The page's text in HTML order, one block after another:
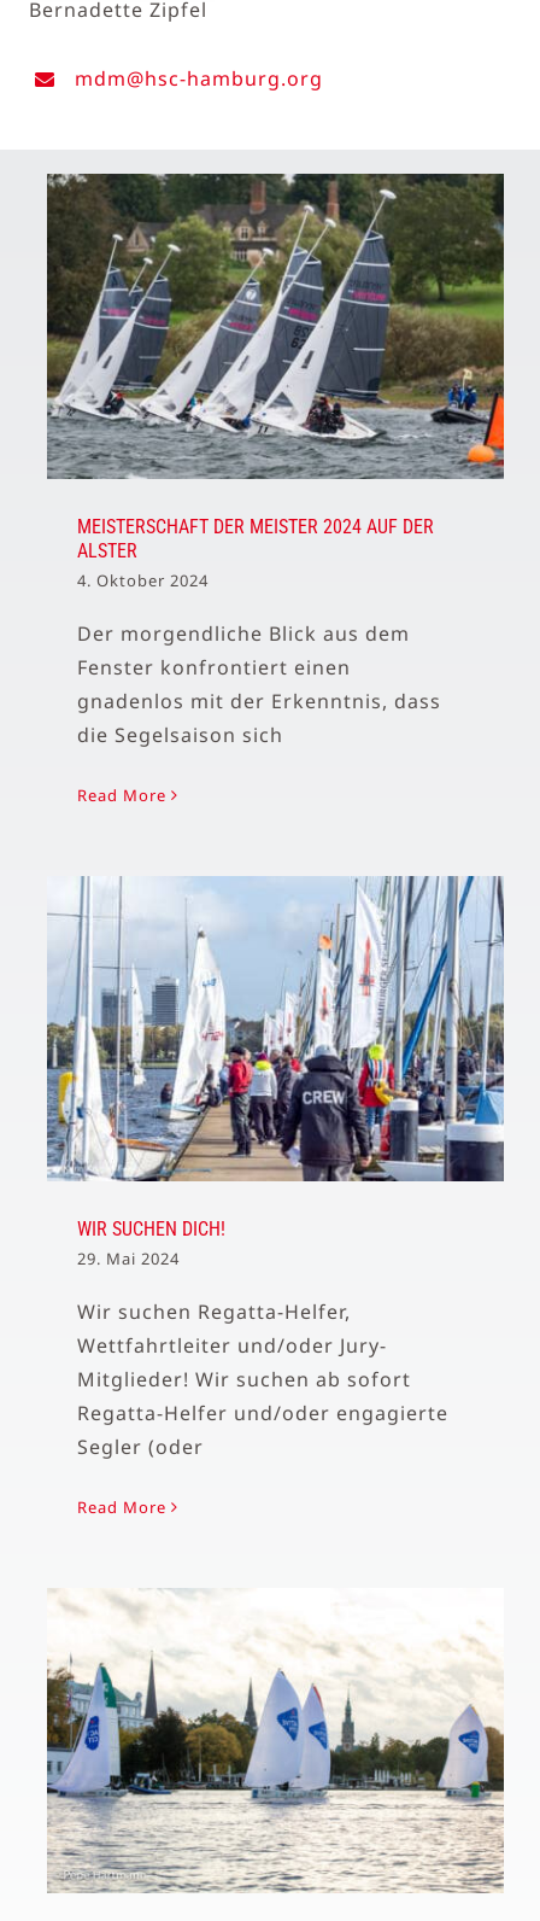
Bernadette Zipfel
mdm@hsc-hamburg.org
MEISTERSCHAFT DER MEISTER 2024 AUF DER
ALSTER
4. Oktober 2024
Der morgendliche Blick aus dem
Fenster konfrontiert einen
gnadenlos mit der Erkenntnis, dass
die Segelsaison sich
Read More
WIR SUCHEN DICH!
29. Mai 2024
Wir suchen Regatta-Helfer,
Wettfahrtleiter und/oder Jury-
Mitglieder! Wir suchen ab sofort
Regatta-Helfer und/oder engagierte
Segler (oder
Read More